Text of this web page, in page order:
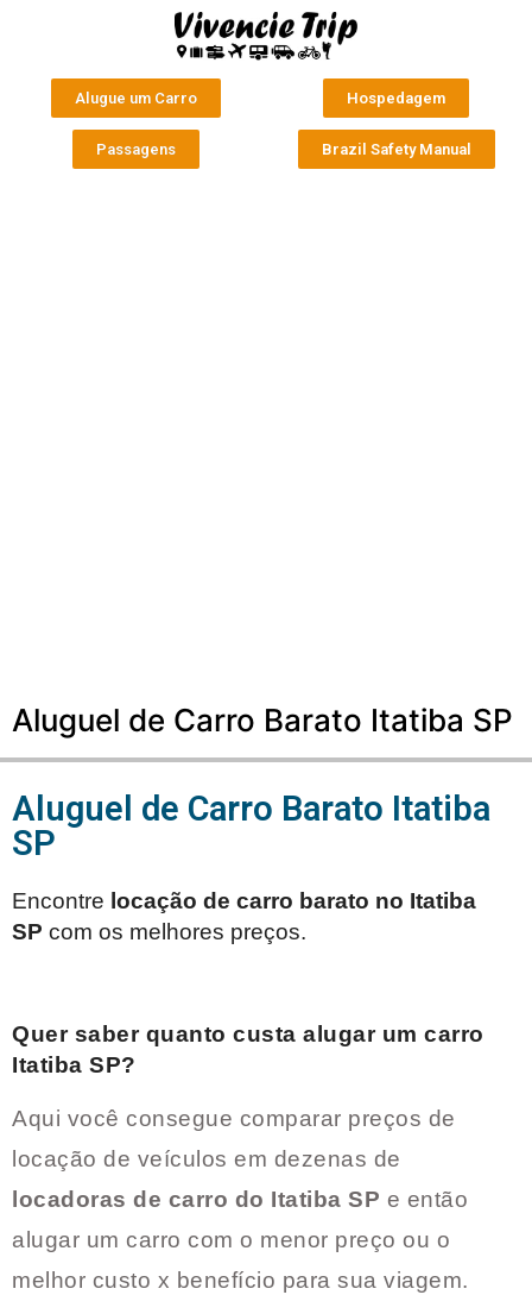
Alugue um Carro Hospedagem
Passagens Brazil Safety Manual
Aluguel de Carro Barato Itatiba SP
Aluguel de Carro Barato Itatiba
SP
Encontre locação de carro barato no Itatiba
SP com os melhores preços.
Quer saber quanto custa alugar um carro
Itatiba SP?
Aqui você consegue comparar preços de
locação de veículos em dezenas de
locadoras de carro do Itatiba SP e então
alugar um carro com o menor preço ou o
melhor custo x benefício para sua viagem.